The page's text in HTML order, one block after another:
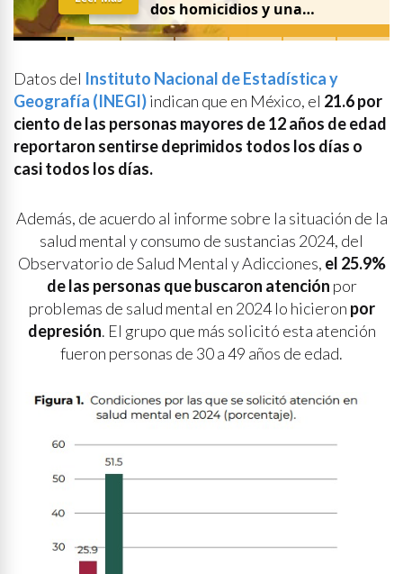
dos homicidios y una
desaparición el 7 de agosto
Datos del Instituto Nacional de Estadística y
Geografía (INEGI)indican que en México, el 21.6 por
ciento de las personas mayores de 12 años de edad
reportaron sentirse deprimidos todos los días o
casi todos los días.
Además, de acuerdo al informe sobre la situación de la
salud mental y consumo de sustancias 2024, del
Observatorio de Salud Mental y Adicciones, el 25.9%
de las personas que buscaron atención por
problemas de salud mental en 2024 lo hicieron por
depresión. El grupo que más solicitó esta atención
fueron personas de 30 a 49 años de edad.